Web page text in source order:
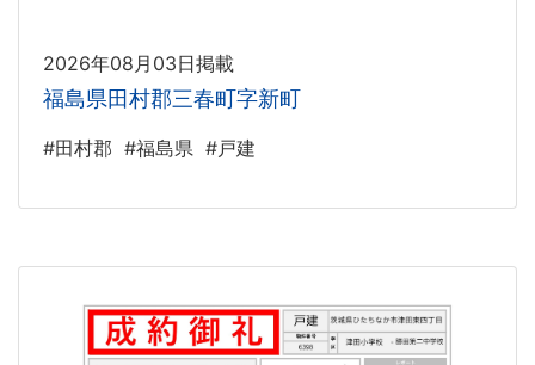
2026年08月03日掲載
福島県田村郡三春町字新町
#田村郡 #福島県 #戸建